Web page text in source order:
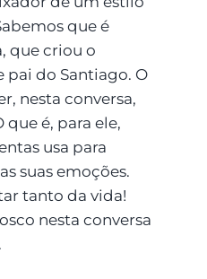
que é
que criou o
pai do Santiago. O
nesta conversa,
que é, para ele,
usa para
suas emoções.
tanto da vida!
nesta conversa